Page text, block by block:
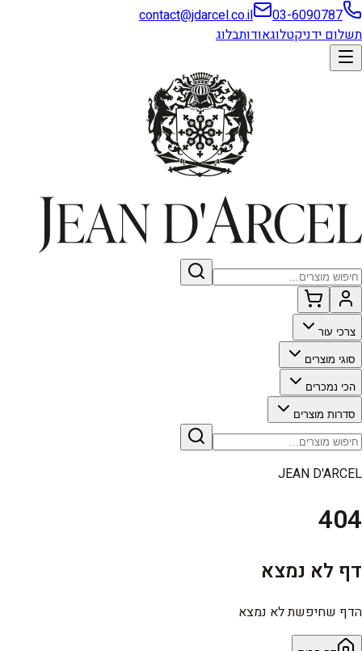
03-6090787
contact@jdarcel.co.il
תשלום ידניקטלוגאודותבלוג
צרכי עור
סוגי מוצרים
הכי נמכרים
סדרות מוצרים
JEAN D'ARCEL
404
דף לא נמצא
הדף שחיפשת לא נמצא